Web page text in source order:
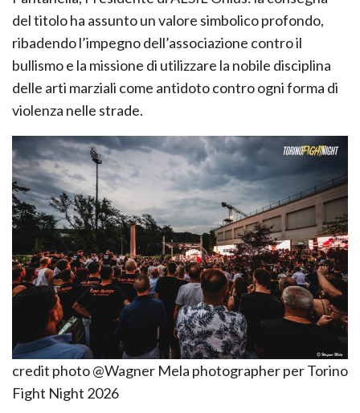
del titolo ha assunto un valore simbolico profondo,
ribadendo l’impegno dell’associazione contro il
bullismo e la missione di utilizzare la nobile disciplina
delle arti marziali come antidoto contro ogni forma di
violenza nelle strade.
credit photo @Wagner Mela photographer per Torino
Fight Night 2026